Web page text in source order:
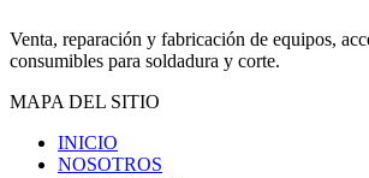
Venta, reparación y fabricación de equipos,
consumibles para soldadura y corte.
MAPA DEL SITIO
INICIO
NOSOTROS